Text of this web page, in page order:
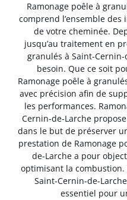
Ramonage poêle à
comprend l’ensemble des
de votre cheminée.
jusqu’au traitement en
granulés à Saint-Cernin-
besoin. Que ce soit
Ramonage poêle à
avec précision afin de
les performances.
Cernin-de-Larche
dans le but de préserver
prestation de Ramonage
de-Larche a pour
optimisant la combustion.
Saint-Cernin-de-
essentiel pour